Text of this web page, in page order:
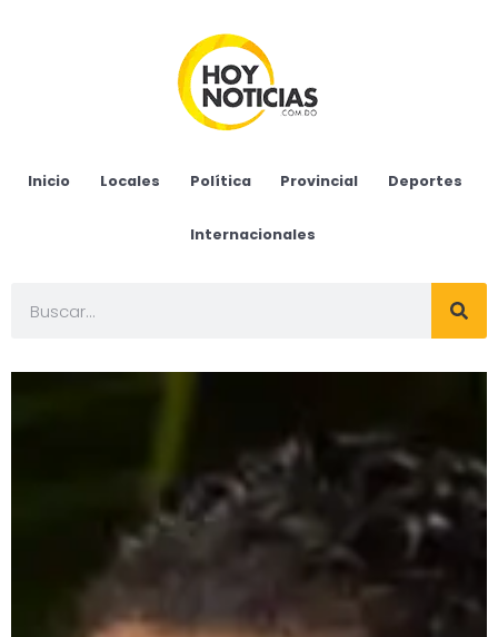
Inicio Locales Política Provincial Deportes
Internacionales